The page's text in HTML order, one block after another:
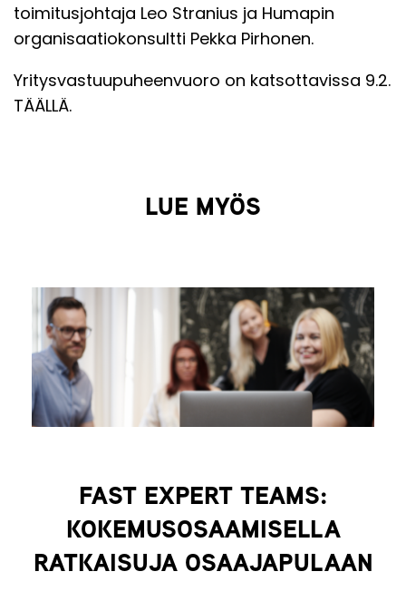
toimitusjohtaja Leo Stranius ja Humapin
organisaatiokonsultti Pekka Pirhonen.
Yritysvastuupuheenvuoro on katsottavissa 9.2.
TÄÄLLÄ.
LUE MYÖS
FAST EXPERT TEAMS:
KOKEMUSOSAAMISELLA
RATKAISUJA OSAAJAPULAAN